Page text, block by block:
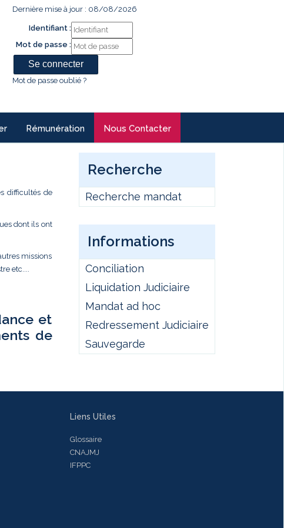
Dernière mise à jour : 08/08/2026
Identifiant :
Mot de passe :
Mot de passe oublié ?
Rémunération Nous Contacter
difficultés de
dont ils ont
missions
etc....
et
de
Recherche
Recherche mandat
Informations
Conciliation
Liquidation Judiciaire
Mandat ad hoc
Redressement Judiciaire
Sauvegarde
Liens Utiles
Glossaire
CNAJMJ
IFPPC